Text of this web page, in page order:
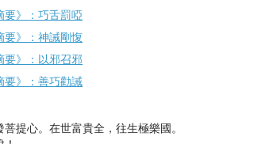
要》：巧舌罰啞
要》：神誡剛愎
要》：以邪召邪
要》：善巧勸誡
提心。在世富貴全，往生極樂國。